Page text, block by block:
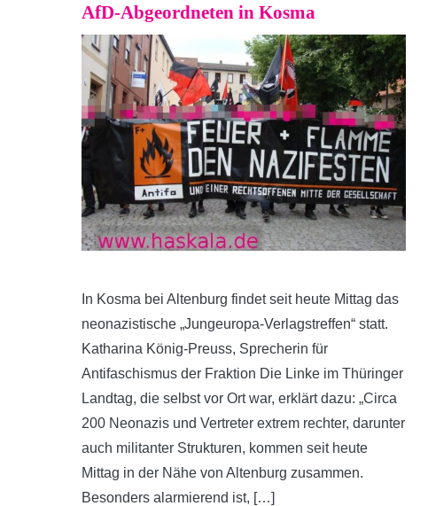
AfD-Abgeordneten in Kosma
In Kosma bei Altenburg findet seit heute Mittag das
neonazistische „Jungeuropa-Verlagstreffen“ statt.
Katharina König-Preuss, Sprecherin für
Antifaschismus der Fraktion Die Linke im Thüringer
Landtag, die selbst vor Ort war, erklärt dazu: „Circa
200 Neonazis und Vertreter extrem rechter, darunter
auch militanter Strukturen, kommen seit heute
Mittag in der Nähe von Altenburg zusammen.
Besonders alarmierend ist, […]